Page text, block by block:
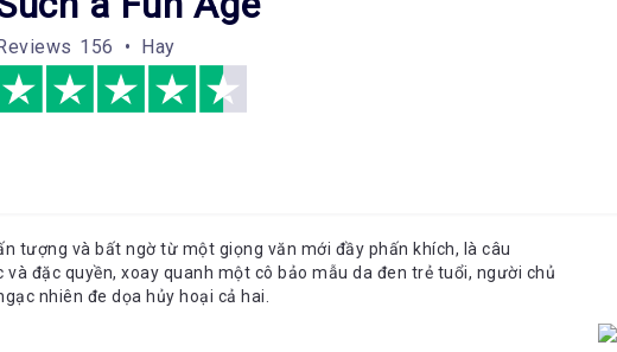
156 • Hay
tượng và bất ngờ từ một giọng văn mới đầy phấn khích, là câu
đặc quyền, xoay quanh một cô bảo mẫu da đen trẻ tuổi, người chủ
nhiên đe dọa hủy hoại cả hai.